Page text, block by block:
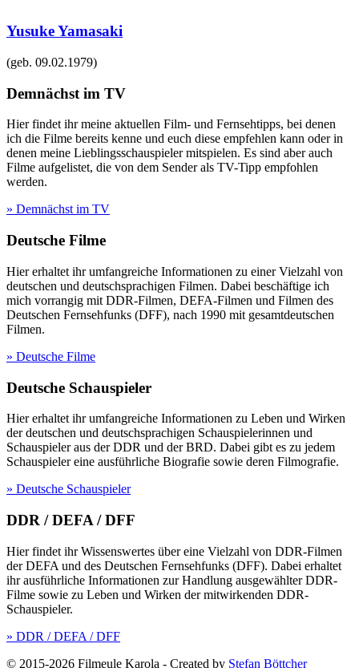
Yusuke Yamasaki
(geb. 09.02.1979)
Demnächst im TV
Hier findet ihr meine aktuellen Film- und Fernsehtipps, bei denen
ich die Filme bereits kenne und euch diese empfehlen kann oder in
denen meine Lieblingsschauspieler mitspielen. Es sind aber auch
Filme aufgelistet, die von dem Sender als TV-Tipp empfohlen
werden.
» Demnächst im TV
Deutsche Filme
Hier erhaltet ihr umfangreiche Informationen zu einer Vielzahl von
deutschen und deutschsprachigen Filmen. Dabei beschäftige ich
mich vorrangig mit DDR-Filmen, DEFA-Filmen und Filmen des
Deutschen Fernsehfunks (DFF), nach 1990 mit gesamtdeutschen
Filmen.
» Deutsche Filme
Deutsche Schauspieler
Hier erhaltet ihr umfangreiche Informationen zu Leben und Wirken
der deutschen und deutschsprachigen Schauspielerinnen und
Schauspieler aus der DDR und der BRD. Dabei gibt es zu jedem
Schauspieler eine ausführliche Biografie sowie deren Filmografie.
» Deutsche Schauspieler
DDR / DEFA / DFF
Hier findet ihr Wissenswertes über eine Vielzahl von DDR-Filmen
der DEFA und des Deutschen Fernsehfunks (DFF). Dabei erhaltet
ihr ausführliche Informationen zur Handlung ausgewählter DDR-
Filme sowie zu Leben und Wirken der mitwirkenden DDR-
Schauspieler.
» DDR / DEFA / DFF
© 2015-2026 Filmeule Karola - Created by Stefan Böttcher